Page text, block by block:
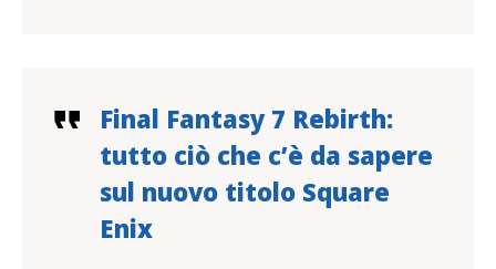
Final Fantasy 7 Rebirth:
tutto ciò che c’è da sapere
sul nuovo titolo Square
Enix